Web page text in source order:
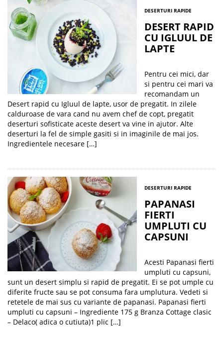
DESERTURI RAPIDE
DESERT RAPID
CU IGLUUL DE
LAPTE
Pentru cei mici, dar
si pentru cei mari va
recomandam un
Desert rapid cu Igluul de lapte, usor de pregatit. In zilele
calduroase de vara cand nu avem chef de copt, pregatit
deserturi sofisticate aceste desert va vine in ajutor. Alte
deserturi la fel de simple gasiti si in imaginile de mai jos.
Ingredientele necesare […]
DESERTURI RAPIDE
PAPANASI
FIERTI
UMPLUTI CU
CAPSUNI
Acesti Papanasi fierti
umpluti cu capsuni,
sunt un desert simplu si rapid de pregatit. Ei se pot umple cu
diferite fructe sau se pot consuma fara umplutura. Vedeti si
retetele de mai sus cu variante de papanasi. Papanasi fierti
umpluti cu capsuni – Ingrediente 175 g Branza Cottage clasic
– Delaco( adica o cutiuta)1 plic […]